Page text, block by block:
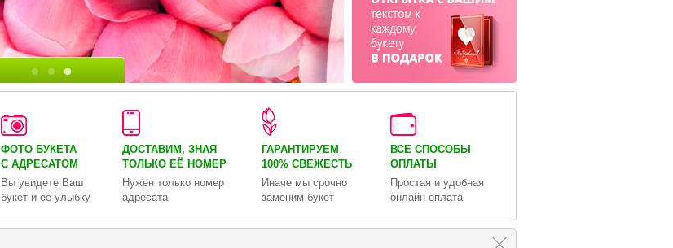
ФОТО БУКЕТА
С АДРЕСАТОМ
Вы увидете Ваш
букет и её улыбку
ДОСТАВИМ, ЗНАЯ
ТОЛЬКО ЕЁ НОМЕР
Нужен только номер
адресата
ГАРАНТИРУЕМ
100% СВЕЖЕСТЬ
Иначе мы срочно
заменим букет
ВСЕ СПОСОБЫ
ОПЛАТЫ
Простая и удобная
онлайн-оплата